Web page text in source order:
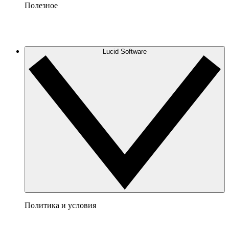
Полезное
Lucid Software
Политика и условия